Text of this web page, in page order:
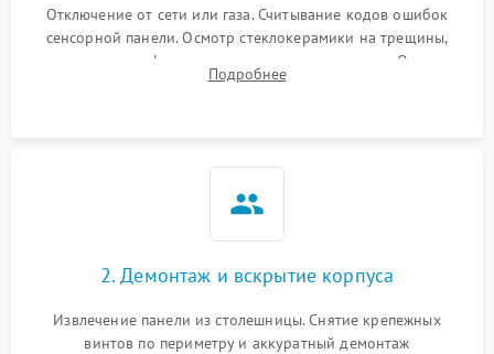
Отключение от сети или газа. Считывание кодов ошибок
сенсорной панели. Осмотр стеклокерамики на трещины,
проверка конфорок на равномерность нагрева. Опрос
клиента о симптомах (не включается, не видит посуду,
Подробнее
2. Демонтаж и вскрытие корпуса
Извлечение панели из столешницы. Снятие крепежных
винтов по периметру и аккуратный демонтаж